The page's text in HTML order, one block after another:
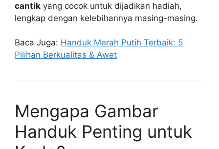
cantik yang cocok untuk dijadikan hadiah,
lengkap dengan kelebihannya masing-masing.
Baca Juga: Handuk Merah Putih Terbaik: 5
Pilihan Berkualitas & Awet
Mengapa Gambar
Handuk Penting untuk